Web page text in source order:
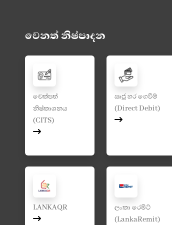
වෙනත් නිෂ්පාදන
චෙක්පත්
නිෂ්කාශනය
(CITS)
ඍජු හර ගෙවීම්
(Direct Debit)
LANKAQR
ලංකා රෙමිට්
(LankaRemit)